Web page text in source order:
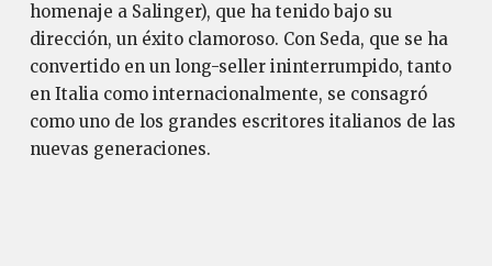
homenaje a Salinger), que ha tenido bajo su
dirección, un éxito clamoroso. Con Seda, que se ha
convertido en un long-seller ininterrumpido, tanto
en Italia como internacionalmente, se consagró
como uno de los grandes escritores italianos de las
nuevas generaciones.